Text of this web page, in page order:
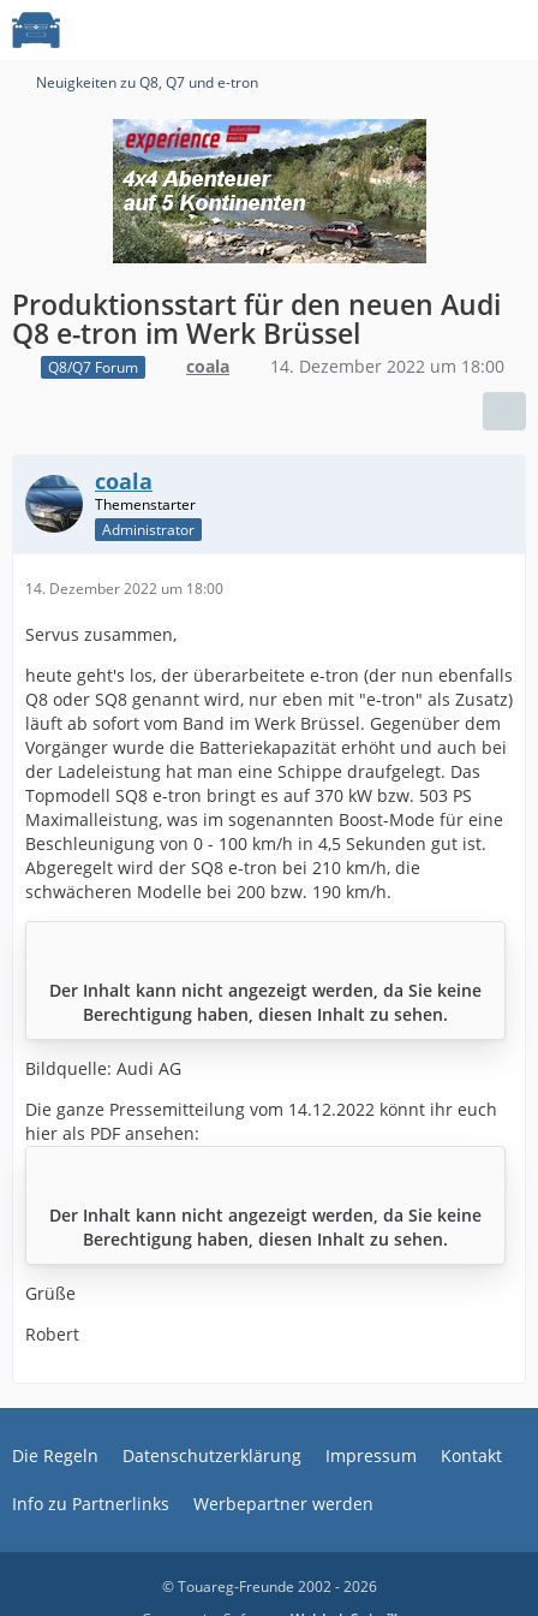
Neuigkeiten zu Q8, Q7 und e-tron
Produktionsstart für den neuen Audi
Q8 e-tron im Werk Brüssel
Q8/Q7 Forum coala 14. Dezember 2022 um 18:00
coala
Administrator
14. Dezember 2022 um 18:00
Servus zusammen,
heute geht's los, der überarbeitete e-tron (der nun ebenfalls
Q8 oder SQ8 genannt wird, nur eben mit "e-tron" als Zusatz)
läuft ab sofort vom Band im Werk Brüssel. Gegenüber dem
Vorgänger wurde die Batteriekapazität erhöht und auch bei
der Ladeleistung hat man eine Schippe draufgelegt. Das
Topmodell SQ8 e-tron bringt es auf 370 kW bzw. 503 PS
Maximalleistung, was im sogenannten Boost-Mode für eine
Beschleunigung von 0 - 100 km/h in 4,5 Sekunden gut ist.
Abgeregelt wird der SQ8 e-tron bei 210 km/h, die
schwächeren Modelle bei 200 bzw. 190 km/h.
Der Inhalt kann nicht angezeigt werden, da Sie keine
Berechtigung haben, diesen Inhalt zu sehen.
Bildquelle: Audi AG
Die ganze Pressemitteilung vom 14.12.2022 könnt ihr euch
hier als PDF ansehen:
Der Inhalt kann nicht angezeigt werden, da Sie keine
Berechtigung haben, diesen Inhalt zu sehen.
Grüße
Robert
Die Regeln Datenschutzerklärung Impressum Kontakt
Info zu Partnerlinks Werbepartner werden
© Touareg-Freunde 2002 - 2026